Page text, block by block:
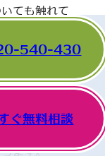
ても触れて
なった分野
いることが
: 他のクライ
確認するこ
関する情報
声は、業者
ます。
540-430
ぐ無料相談